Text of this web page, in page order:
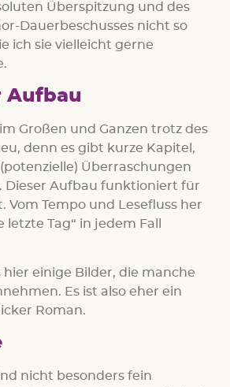
Überspitzung und des
Dauerbeschusses nicht so
ich sie vielleicht gerne
Aufbau
Großen und Ganzen trotz des
denn es gibt kurze Kapitel,
Überraschungen
Dieser Aufbau funktioniert für
Vom Tempo und Lesefluss her
letzte Tag“ in jedem Fall
einige Bilder, die manche
Es ist also eher ein
Roman.
nicht besonders fein